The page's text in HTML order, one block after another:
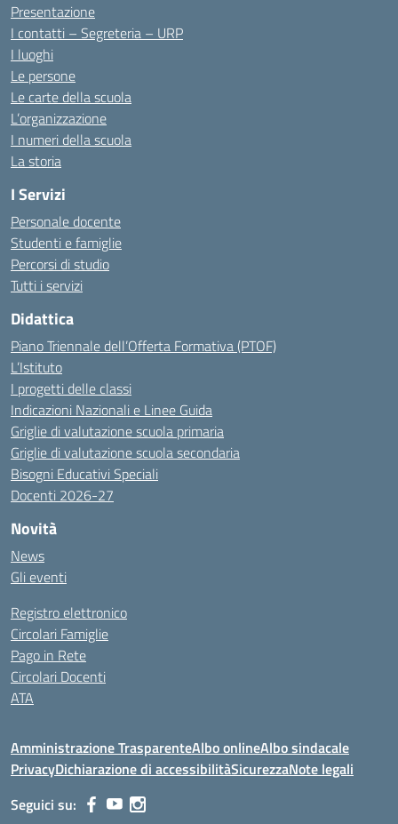
Presentazione
I contatti – Segreteria – URP
I luoghi
Le persone
Le carte della scuola
L’organizzazione
I numeri della scuola
La storia
I Servizi
Personale docente
Studenti e famiglie
Percorsi di studio
Tutti i servizi
Didattica
Piano Triennale dell’Offerta Formativa (PTOF)
L’Istituto
I progetti delle classi
Indicazioni Nazionali e Linee Guida
Griglie di valutazione scuola primaria
Griglie di valutazione scuola secondaria
Bisogni Educativi Speciali
Docenti 2026-27
Novità
News
Gli eventi
Registro elettronico
Circolari Famiglie
Pago in Rete
Circolari Docenti
ATA
Amministrazione TrasparenteAlbo onlineAlbo sindacale
PrivacyDichiarazione di accessibilitàSicurezzaNote legali
Seguici su: